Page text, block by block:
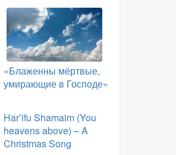
«Блаженны мёртвые,
умирающие в Господе»
Har’ifu Shamaim (You
heavens above) – A
Christmas Song